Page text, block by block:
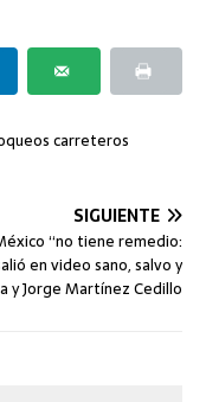
carreteros
SIGUIENTE
“no tiene remedio:
en video sano, salvo y
y Jorge Martínez Cedillo